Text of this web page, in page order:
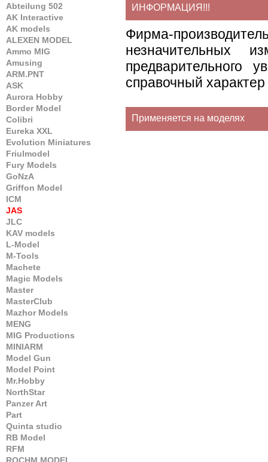
Abteilung 502
AK Interactive
AK models
ALEXEN MODEL
Ammo MIG
Amusing
ARM.PNT
ASK
Aurora Hobby
Border Model
Colibri
Eureka XXL
Evolution Miniatures
Friulmodel
Fury Models
GoNzA
Griffon Model
ICM
JAS
JLC
KAV models
L-Model
M-Tools
Machete
Magic Models
Master
MasterClub
Mazhor Models
MENG
MIG Productions
MINIARM
Model Gun
Model Point
Mr.Hobby
NorthStar
Panzer Art
Part
Quinta studio
RB Model
RFM
ИНФОРМАЦИЯ!!!
Фирма-
незначительных
предварительного
справочный
Применяется на моделях